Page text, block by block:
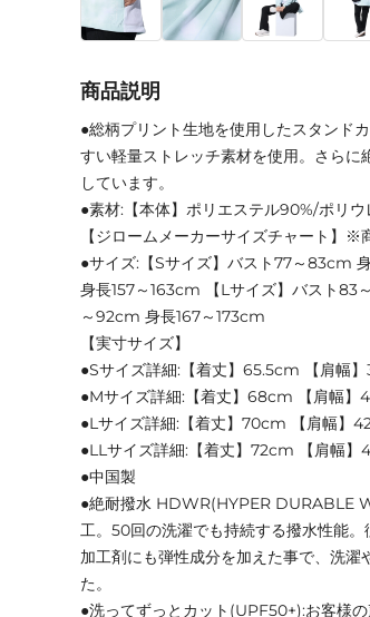
商品説明
●総柄プリント生地を使用したスタンド
すい軽量ストレッチ素材を使用。さら
しています。
●素材:【本体】ポリエステル90%/ポリ
【ジロームメーカーサイズチャート】※
●サイズ:【Sサイズ】バスト77～83cm
身長157～163cm 【Lサイズ】バスト
～92cm 身長167～173cm
【実寸サイズ】
●Sサイズ詳細:【着丈】65.5cm 【肩幅
●Mサイズ詳細:【着丈】68cm 【肩幅
●Lサイズ詳細:【着丈】70cm 【肩幅】
●LLサイズ詳細:【着丈】72cm 【肩幅
●中国製
●絶耐撥水 HDWR(HYPER DURABLE
工。50回の洗濯でも持続する撥水性能。
加工剤にも弾性成分を加えた事で、洗
た。
●洗ってずっとカット(UPF50+):お客様